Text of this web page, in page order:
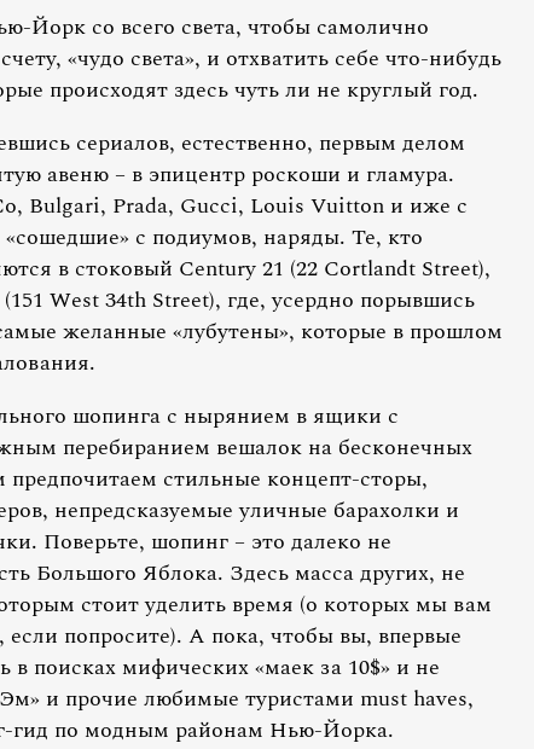
Йорк со всего света, чтобы самолично
«чудо света», и отхватить себе что-нибудь
происходят здесь чуть ли не круглый год.
сериалов, естественно, первым делом
авеню – в эпицентр роскоши и гламура.
Bulgari, Prada, Gucci, Louis Vuitton и иже с
с подиумов, наряды. Те, кто
в стоковый Century 21 (22 Cortlandt Street),
West 34th Street), где, усердно порывшись
желанные «лубутены», которые в прошлом
шопинга с нырянием в ящики с
перебиранием вешалок на бесконечных
стильные концепт-сторы,
непредсказуемые уличные барахолки и
Поверьте, шопинг – это далеко не
Большого Яблока. Здесь масса других, не
стоит уделить время (о которых мы вам
попросите). А пока, чтобы вы, впервые
в поисках мифических «маек за 10$» и не
и прочие любимые туристами must haves,
гид по модным районам Нью-Йорка.